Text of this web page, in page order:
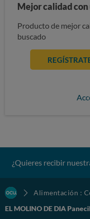
Mejor calidad
Producto de mejor
buscado
¿Quieres recibir
Alimentación :
EL MOLINO DE DIA